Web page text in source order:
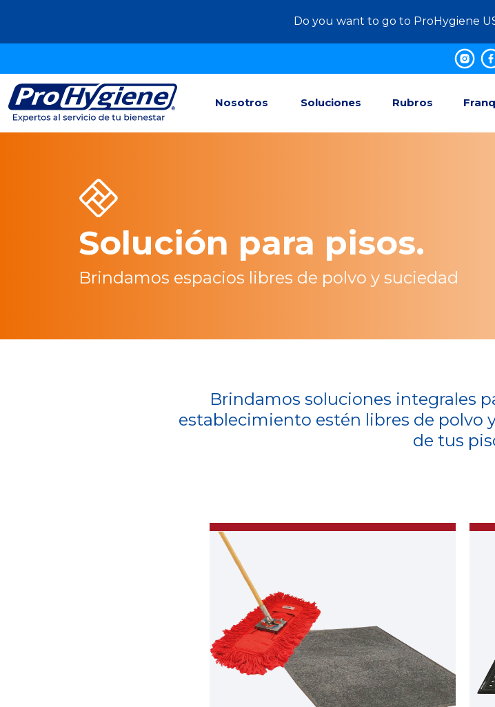
Do you want to go to ProHygiene
Nosotros Soluciones Rubros
Solución para pisos.
Brindamos espacios libres de polvo y suciedad
Brindamos soluciones integrales
establecimiento estén libres de polvo
de tus